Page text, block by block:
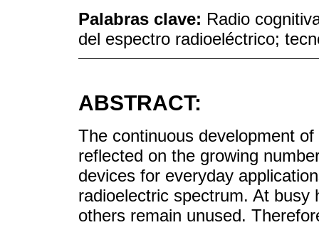
Palabras clave: Radio
del espectro radioeléctrico;
ABSTRACT:
The continuous development
reflected on the growing
devices for everyday
radioelectric spectrum. At busy
others remain unused.